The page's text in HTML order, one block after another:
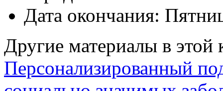
Дата окончания:
Другие материалы в этой
Персонализированный